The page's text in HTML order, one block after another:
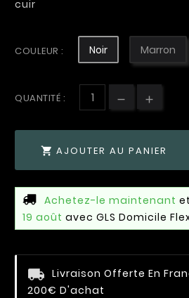
cuir
COULEUR : Noir Marron
QUANTITÉ :
 AJOUTER AU PANIER
Achetez-le maintenant
19 août avec GLS Domicile
Livraison Offerte En
200€ D'achat